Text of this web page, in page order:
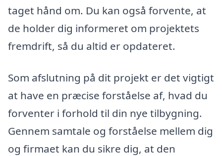
taget hånd om. Du kan også forvente, at
de holder dig informeret om projektets
fremdrift, så du altid er opdateret.
Som afslutning på dit projekt er det vigtigt
at have en præcise forståelse af, hvad du
forventer i forhold til din nye tilbygning.
Gennem samtale og forståelse mellem dig
og firmaet kan du sikre dig, at den